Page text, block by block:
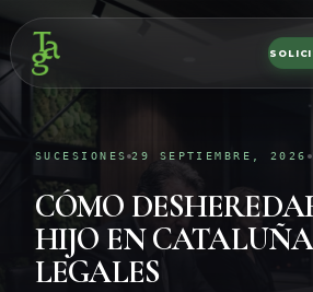
SUCESIONES 29 SEPTIEMBRE, 2026
CÓMO
HIJO EN
LEGALES